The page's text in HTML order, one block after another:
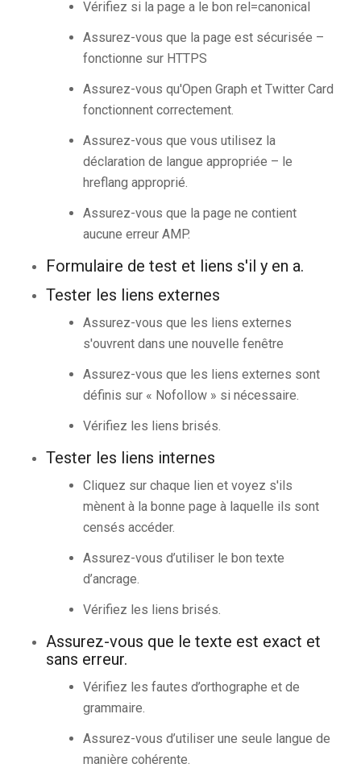
Vérifiez si la page a le bon rel=canonical
Assurez-vous que la page est sécurisée –
fonctionne sur HTTPS
Assurez-vous qu'Open Graph et Twitter Card
fonctionnent correctement.
Assurez-vous que vous utilisez la
déclaration de langue appropriée – le
hreflang approprié.
Assurez-vous que la page ne contient
aucune erreur AMP.
Formulaire de test et liens s'il y en a.
Tester les liens externes
Assurez-vous que les liens externes
s'ouvrent dans une nouvelle fenêtre
Assurez-vous que les liens externes sont
définis sur « Nofollow » si nécessaire.
Vérifiez les liens brisés.
Tester les liens internes
Cliquez sur chaque lien et voyez s'ils
mènent à la bonne page à laquelle ils sont
censés accéder.
Assurez-vous d’utiliser le bon texte
d’ancrage.
Vérifiez les liens brisés.
Assurez-vous que le texte est exact et
sans erreur.
Vérifiez les fautes d’orthographe et de
grammaire.
Assurez-vous d’utiliser une seule langue de
manière cohérente.